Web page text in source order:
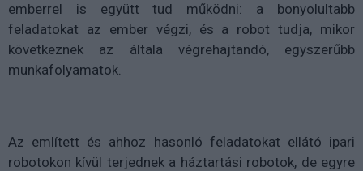
emberrel is együtt tud működni: a bonyolultabb
feladatokat az ember végzi, és a robot tudja, mikor
következnek az általa végrehajtandó, egyszerűbb
munkafolyamatok.
Az említett és ahhoz hasonló feladatokat ellátó ipari
robotokon kívül terjednek a háztartási robotok, de egyre